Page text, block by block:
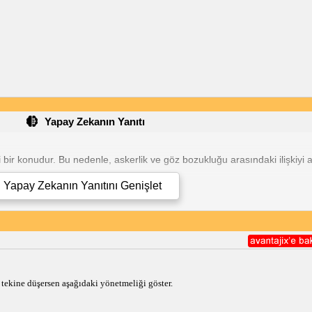
Yapay Zekanın Yanıtı
konudur. Bu nedenle, askerlik ve göz bozukluğu arasındaki ilişkiyi
şiddeti, muafiyet durumunu belirler. Türkiye'de askerlik
45-60 arası kısmi muafiyet, 45'in altında ise askerlik yapabilir
sürece asker olabilirler. Askerlik için göz derecesi 0,75 miyop
kullanılarak yapılır. Hesaplama sonucunu öğrenmek için bir göz
Yapay Zekanın YanıtınıGenişlet
düşersen aşağıdaki yönetmeliği göster.